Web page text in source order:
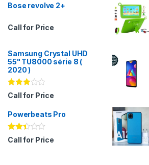
Bose revolve 2+
Call for Price
Samsung Crystal UHD
55" TU8000 série 8 (
2020 )
Note
2.94
Call for Price
Powerbeats Pro
Note
2.35
Call for Price